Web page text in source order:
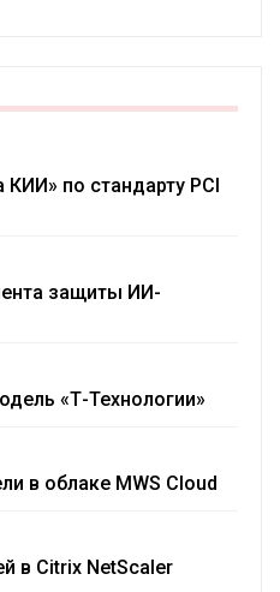
по стандарту PCI
защиты ИИ-
«Т-Технологии»
в облаке MWS Cloud
в Citrix NetScaler